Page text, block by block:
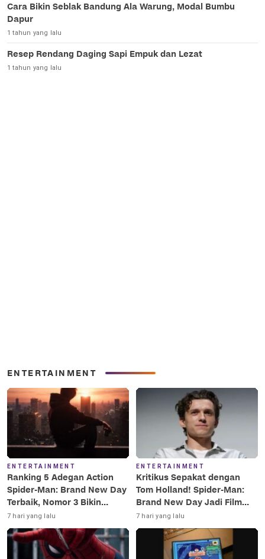
Cara Bikin Seblak Bandung Ala Warung, Modal Bumbu
Dapur
1 tahun yang lalu
Resep Rendang Daging Sapi Empuk dan Lezat
1 tahun yang lalu
ENTERTAINMENT
ENTERTAINMENT
Ranking 5 Adegan Action
Spider-Man: Brand New Day
Terbaik, Nomor 3 Bikin
Terkesima!
7 hari yang lalu
ENTERTAINMENT
Kritikus Sepakat dengan
Tom Holland! Spider-Man:
Brand New Day Jadi Film
Terbaik Era MCU
7 hari yang lalu